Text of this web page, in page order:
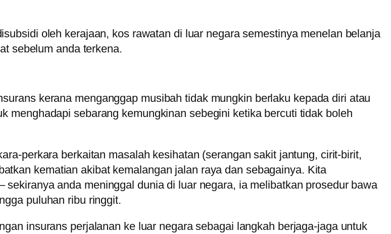
oleh kerajaan, kos rawatan di luar negara semestinya menelan belanja
sebelum anda terkena.
kerana menganggap musibah tidak mungkin berlaku kepada diri atau
menghadapi sebarang kemungkinan sebegini ketika bercuti tidak boleh
perkara berkaitan masalah kesihatan (serangan sakit jantung, cirit-birit,
kematian akibat kemalangan jalan raya dan sebagainya. Kita
anda meninggal dunia di luar negara, ia melibatkan prosedur bawa
puluhan ribu ringgit.
insurans perjalanan ke luar negara sebagai langkah berjaga-jaga untuk